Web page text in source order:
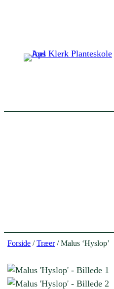
Forside /Træer/ Malus ‘Hyslop’